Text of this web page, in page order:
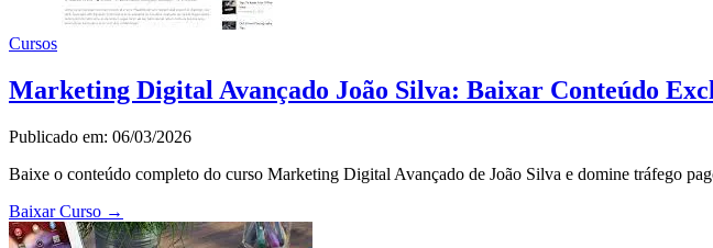
Cursos
Marketing Digital Avançado João Silva: Baixar Conteúdo
Publicado em: 06/03/2026
Baixe o conteúdo completo do curso Marketing Digital Avançado de João Silva e domine tráfego
Baixar Curso →